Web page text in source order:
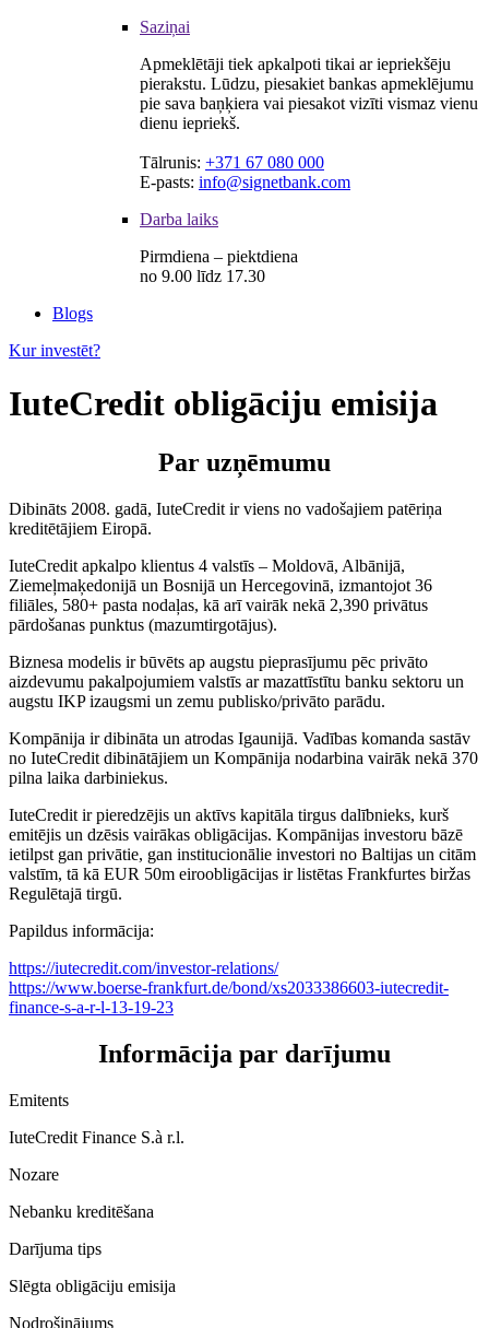
Saziņai
Apmeklētāji tiek apkalpoti tikai ar iepriekšēju
pierakstu. Lūdzu, piesakiet bankas apmeklējumu
pie sava baņķiera vai piesakot vizīti vismaz vienu
dienu iepriekš.
Tālrunis: +371 67 080 000
E-pasts: info@signetbank.com
Darba laiks
Pirmdiena – piektdiena
no 9.00 līdz 17.30
Blogs
Kur investēt?
IuteCredit obligāciju emisija
Par uzņēmumu
Dibināts 2008. gadā, IuteCredit ir viens no vadošajiem patēriņa
kreditētājiem Eiropā.
IuteCredit apkalpo klientus 4 valstīs – Moldovā, Albānijā,
Ziemeļmaķedonijā un Bosnijā un Hercegovinā, izmantojot 36
filiāles, 580+ pasta nodaļas, kā arī vairāk nekā 2,390 privātus
pārdošanas punktus (mazumtirgotājus).
Biznesa modelis ir būvēts ap augstu pieprasījumu pēc privāto
aizdevumu pakalpojumiem valstīs ar mazattīstītu banku sektoru un
augstu IKP izaugsmi un zemu publisko/privāto parādu.
Kompānija ir dibināta un atrodas Igaunijā. Vadības komanda sastāv
no IuteCredit dibinātājiem un Kompānija nodarbina vairāk nekā 370
pilna laika darbiniekus.
IuteCredit ir pieredzējis un aktīvs kapitāla tirgus dalībnieks, kurš
emitējis un dzēsis vairākas obligācijas. Kompānijas investoru bāzē
ietilpst gan privātie, gan institucionālie investori no Baltijas un citām
valstīm, tā kā EUR 50m eiroobligācijas ir listētas Frankfurtes biržas
Regulētajā tirgū.
Papildus informācija:
https://iutecredit.com/investor-relations/
https://www.boerse-frankfurt.de/bond/xs2033386603-iutecredit-
finance-s-a-r-l-13-19-23
Informācija par darījumu
Emitents
IuteCredit Finance S.à r.l.
Nozare
Nebanku kreditēšana
Darījuma tips
Slēgta obligāciju emisija
Nodrošinājums